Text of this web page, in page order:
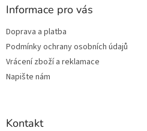
Informace pro vás
Doprava a platba
Podmínky ochrany osobních údajů
Vrácení zboží a reklamace
Napište nám
Kontakt